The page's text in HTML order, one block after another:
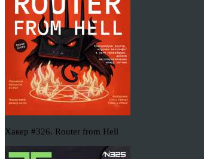
Хакер #326. Router from Hell